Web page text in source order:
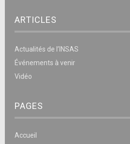
ARTICLES
Actualités de l’INSAS
Événements à venir
Vidéo
PAGES
Accueil